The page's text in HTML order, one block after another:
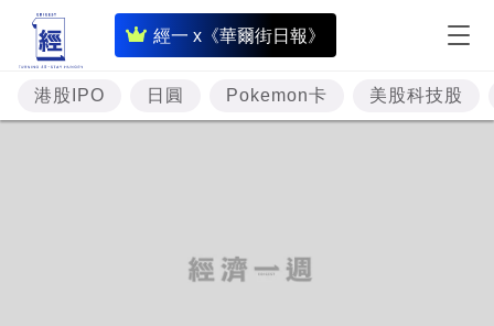
經一 x《華爾街日報》
即
時
財
經
港股IPO 日圓 Pokemon卡 美股科技股